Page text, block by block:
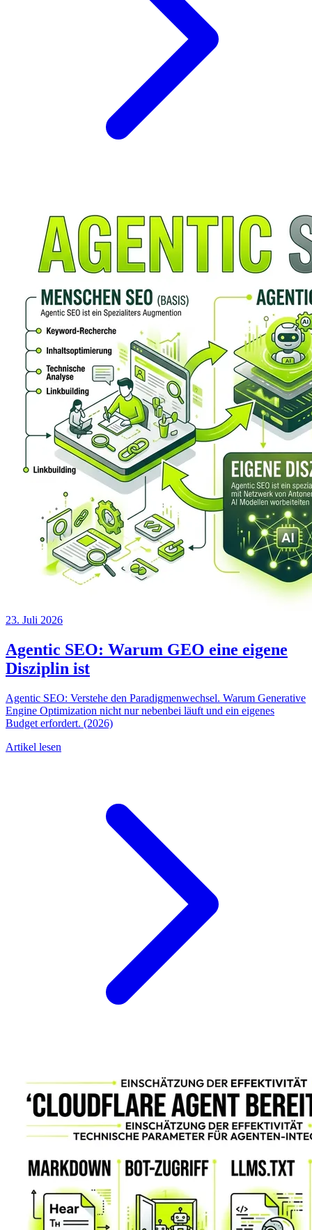
23. Juli 2026
Agentic SEO: Warum GEO eine eigene
Disziplin ist
Agentic SEO: Verstehe den Paradigmenwechsel. Warum Generative
Engine Optimization nicht nur nebenbei läuft und ein eigenes
Budget erfordert. (2026)
Artikel lesen